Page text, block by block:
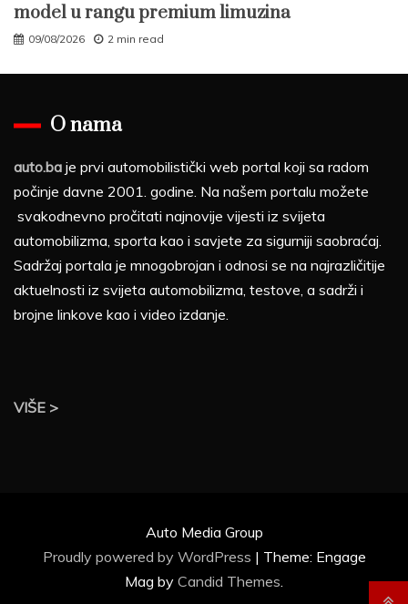
model u rangu premium limuzina
09/08/2026 2 min read
O nama
auto.ba je prvi automobilistički web portal koji sa radom
počinje davne 2001. godine. Na našem portalu možete
svakodnevno pročitati najnovije vijesti iz svijeta
automobilizma, sporta kao i savjete za sigurniji saobraćaj.
Sadržaj portala je mnogobrojan i odnosi se na najrazličitije
aktuelnosti iz svijeta automobilizma, testove, a sadrži i
brojne linkove kao i video izdanje.
VIŠE >
Auto Media Group
Proudly powered by WordPress | Theme: Engage
Mag by Candid Themes